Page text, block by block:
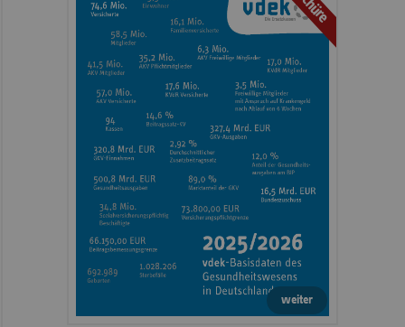
Informationen
weiter